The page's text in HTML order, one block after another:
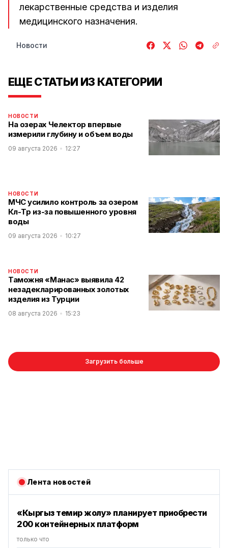
лекарственные средства и изделия
медицинского назначения.
Новости
ЕЩЕ СТАТЬИ ИЗ КАТЕГОРИИ
НОВОСТИ
На озерах Челектор впервые
измерили глубину и объем воды
09 августа 2026 12:27
НОВОСТИ
МЧС усилило контроль за озером
Көл-Төр из-за повышенного уровня
воды
09 августа 2026 10:27
НОВОСТИ
Таможня «Манас» выявила 42
незадекларированных золотых
изделия из Турции
08 августа 2026 15:23
Загрузить больше
Лента новостей
«Кыргыз темир жолу» планирует приобрести
200 контейнерных платформ
только что